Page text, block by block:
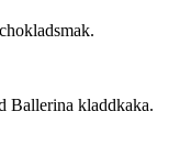
Ballerina kladdkaka.